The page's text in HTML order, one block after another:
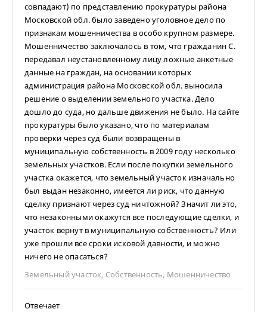
совпадают) по представлению прокуратуры района
Московской обл. было заведено уголовное дело по
признакам мошенничества в особо крупном размере.
Мошенничество заключалось в том, что гражданин С.
передавал неустановленному лицу ложные анкетные
данные на граждан, на основании которых
администрация района Московской обл. выносила
решение о выделении земельного участка. Дело
дошло до суда, но дальше движения не было. На сайте
прокуратуры было указано, что по материалам
проверки через суд были возвращены в
муниципальную собственность в 2009 году несколько
земельных участков. Если после покупки земельного
участка окажется, что земельный участок изначально
был выдан незаконно, имеется ли риск, что данную
сделку признают через суд ничтожной? Значит ли это,
что незаконными окажутся все последующие сделки, и
участок вернут в муниципальную собственность? Или
уже прошли все сроки исковой давности, и можно
ничего не опасаться?
Земельный участок, Собственность, Мошенничество
Отвечает